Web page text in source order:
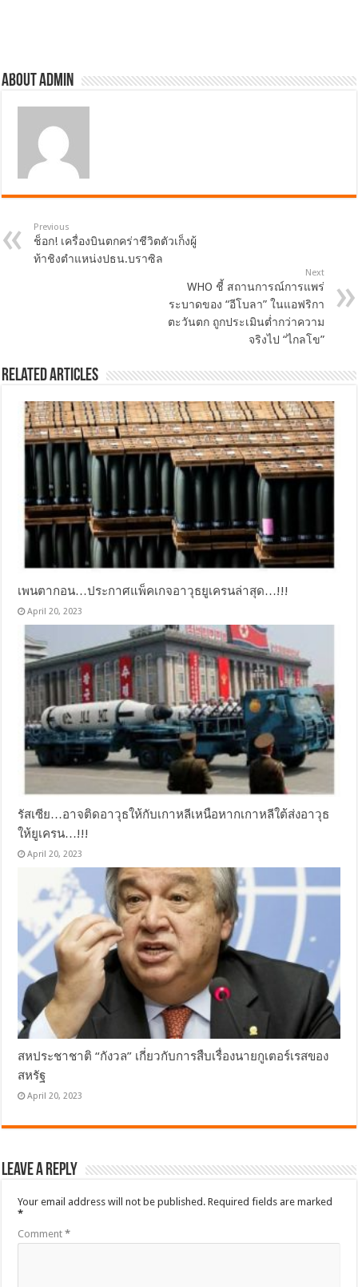
About admin
Previous
ช็อก! เครื่องบินตกคร่าชีวิตตัวเก็งผู้
ท้าชิงตำแหน่งปธน.บราซิล
Next
WHO ชี้ สถานการณ์การแพร่
ระบาดของ “อีโบลา” ในแอฟริกา
ตะวันตก ถูกประเมินต่ำกว่าความ
จริงไป “ไกลโข”
Related Articles
เพนตากอน…ประกาศแพ็คเกจอาวุธยูเครนล่าสุด…!!!
April 20, 2023
รัสเซีย…อาจติดอาวุธให้กับเกาหลีเหนือหากเกาหลีใต้ส่งอาวุธ
ให้ยูเครน…!!!
April 20, 2023
สหประชาชาติ “กังวล” เกี่ยวกับการสืบเรื่องนายกูเตอร์เรสของ
สหรัฐ
April 20, 2023
Leave a Reply
Your email address will not be published. Required fields are marked
*
Comment*